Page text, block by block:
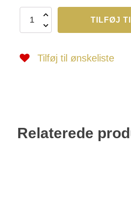
antal
TILFØJ
Tilføj til ønskeliste
Relaterede